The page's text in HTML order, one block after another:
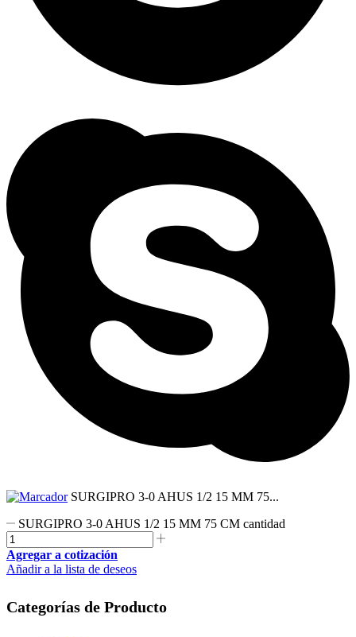
SURGIPRO 3-0 AHUS 1/2 15 MM 75...
SURGIPRO 3-0 AHUS 1/2 15 MM 75 CM cantidad
Agregar a cotización
Añadir a la lista de deseos
Categorías de Producto